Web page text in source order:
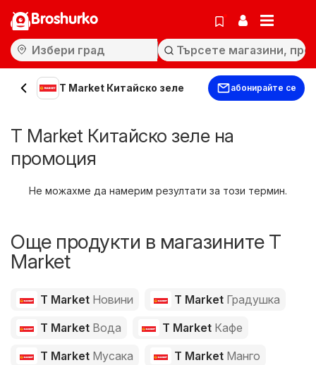
Broshurko
T Market Китайско зеле абонирайте се
T Market Китайско зеле на
промоция
Не можахме да намерим резултати за този термин.
Още продукти в магазините T
Market
T Market Новини T Market Градушка
T Market Вода T Market Кафе
T Market Мусака T Market Манго